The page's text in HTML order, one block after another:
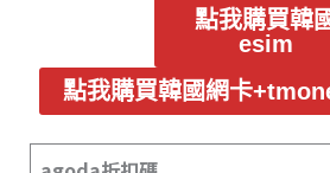
點我購買韓
esim
點我購買韓國網卡